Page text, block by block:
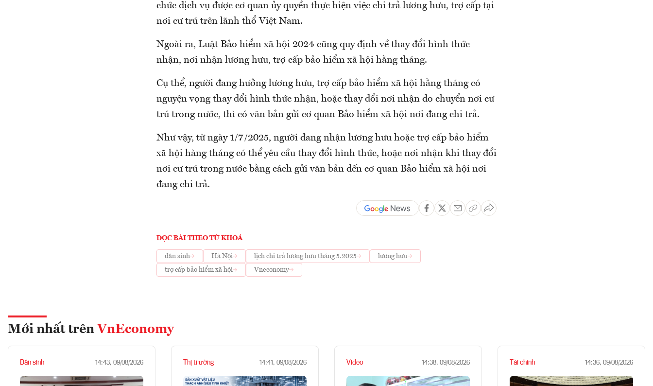
chức dịch vụ được cơ quan ủy quyền thực hiện việc chi trả lương hưu, trợ cấp tại
nơi cư trú trên lãnh thổ Việt Nam.
Ngoài ra, Luật Bảo hiểm xã hội 2024 cũng quy định về thay đổi hình thức
nhận, nơi nhận lương hưu, trợ cấp bảo hiểm xã hội hằng tháng.
Cụ thể, người đang hưởng lương hưu, trợ cấp bảo hiểm xã hội hằng tháng có
nguyện vọng thay đổi hình thức nhận, hoặc thay đổi nơi nhận do chuyển nơi cư
trú trong nước, thì có văn bản gửi cơ quan Bảo hiểm xã hội nơi đang chi trả.
Như vậy, từ ngày 1/7/2025, người đang nhận lương hưu hoặc trợ cấp bảo hiểm
xã hội hàng tháng có thể yêu cầu thay đổi hình thức, hoặc nơi nhận khi thay đổi
nơi cư trú trong nước bằng cách gửi văn bản đến cơ quan Bảo hiểm xã hội nơi
đang chi trả.
ĐỌC BÀI THEO TỪ KHOÁ
dân sinh Hà Nội lịch chi trả lương hưu tháng 5.2025
lương hưu
trợ cấp bảo hiểm xã hội
Vneconomy
Mới nhất trên VnEconomy
Dân sinh 14:43, 09/08/2026 Thị trường 14:41, 09/08/2026 Video 14:38, 09/08/2026 Tài chính 14:36, 09/08/2026